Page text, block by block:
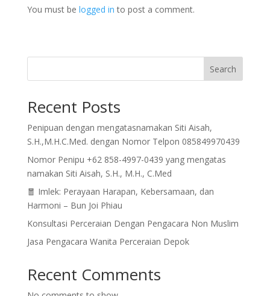
You must be logged in to post a comment.
Search
Recent Posts
Penipuan dengan mengatasnamakan Siti Aisah,
S.H.,M.H.C.Med. dengan Nomor Telpon 085849970439
Nomor Penipu +62 858-4997-0439 yang mengatas
namakan Siti Aisah, S.H., M.H., C.Med
🧧 Imlek: Perayaan Harapan, Kebersamaan, dan
Harmoni – Bun Joi Phiau
Konsultasi Perceraian Dengan Pengacara Non Muslim
Jasa Pengacara Wanita Perceraian Depok
Recent Comments